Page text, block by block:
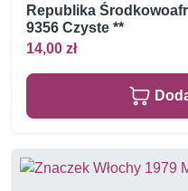
Republika
9356 Czyste **
14,00 zł